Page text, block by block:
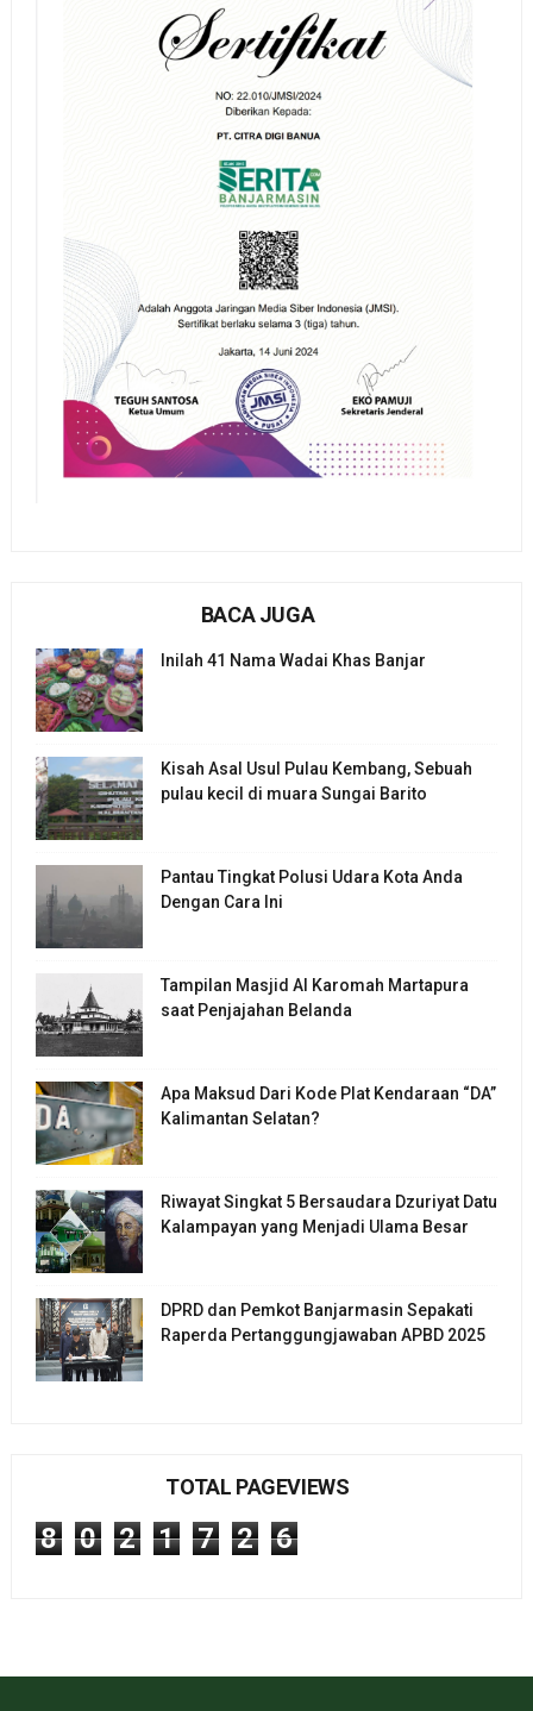
BACA JUGA
Inilah 41 Nama Wadai Khas Banjar
Kisah Asal Usul Pulau Kembang, Sebuah
pulau kecil di muara Sungai Barito
Pantau Tingkat Polusi Udara Kota Anda
Dengan Cara Ini
Tampilan Masjid Al Karomah Martapura
saat Penjajahan Belanda
Apa Maksud Dari Kode Plat Kendaraan “DA”
Kalimantan Selatan?
Riwayat Singkat 5 Bersaudara Dzuriyat Datu
Kalampayan yang Menjadi Ulama Besar
DPRD dan Pemkot Banjarmasin Sepakati
Raperda Pertanggungjawaban APBD 2025
TOTAL PAGEVIEWS
8 0 2 1 7 2 6